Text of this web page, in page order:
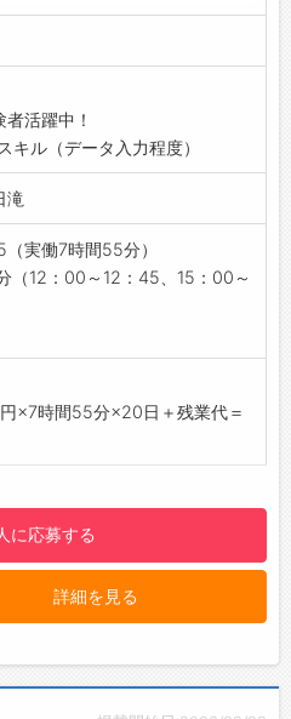
！自分が働くイメージができま
募を心よりお待ちしております
慣れるところから！
だくので、未経験の方でも安
・製品の受入を照合
請求書をシステムに入力
ル作成、データ入力）
ト】
タッフさんも多数就業中♪
ップアップ】
明や安全講習を行い、少しでも
ます。
て】
とメリハリをつけて働けます！
♪
者活躍中！
キル（データ入力程度）
滝
実働7時間55分）
（12：00～12：45、15：00～
×7時間55分×20日＋残業代＝
に応募する
詳細を見る